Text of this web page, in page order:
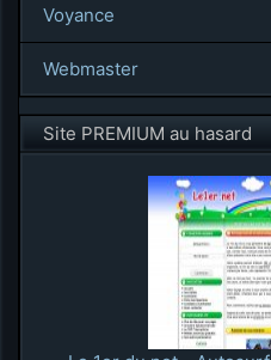
Voyance
Webmaster
Site PREMIUM au hasard